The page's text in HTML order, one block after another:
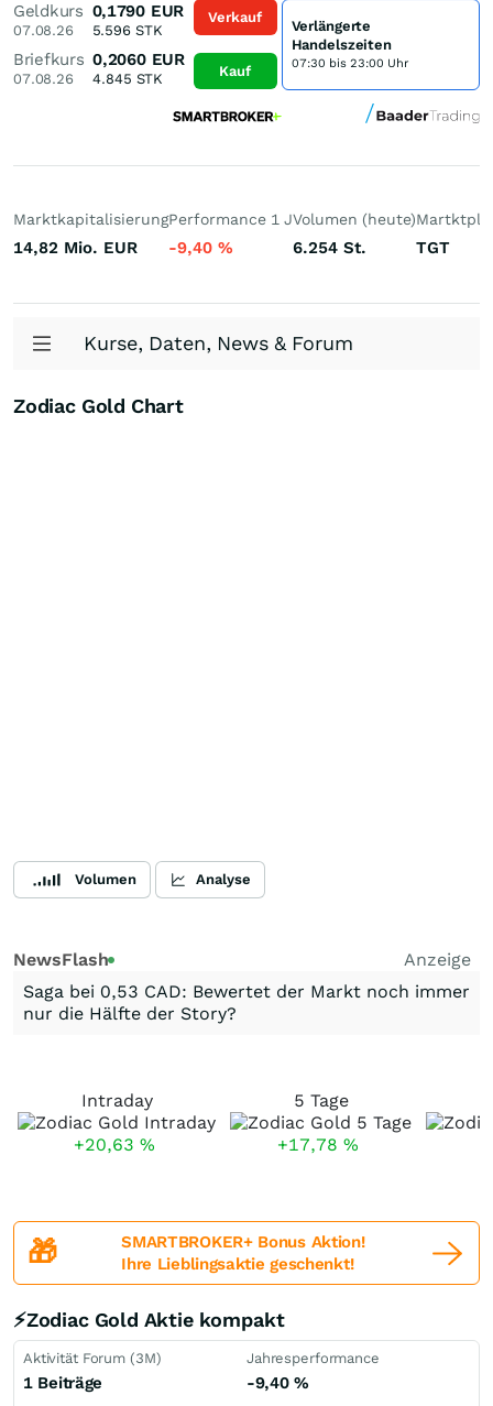
Geldkurs
07.08.26
0,1790 EUR
5.596STK
Briefkurs
07.08.26
0,2060 EUR
4.845 STK
Verkauf
Kauf
Verlängerte
Handelszeiten
07:30 bis 23:00 Uhr
Marktkapitalisierung
14,82 Mio. EUR
Performance 1 J
-9,40 %
Volumen (heute)
6.254 St. TGT
Kurse, Daten, News & Forum
Zodiac Gold Chart
Volumen Analyse
NewsFlash
Anzeige
Saga bei 0,53 CAD: Bewertet der Markt noch immer
nur die Hälfte der Story?
Intraday
+20,63 %
5 Tage
+17,78 %
🎁
SMARTBROKER+ Bonus Aktion!
Ihre Lieblingsaktie geschenkt!
⚡Zodiac Gold Aktie kompakt
Aktivität Forum (3M)
1 Beiträge
Jahresperformance
-9,40%